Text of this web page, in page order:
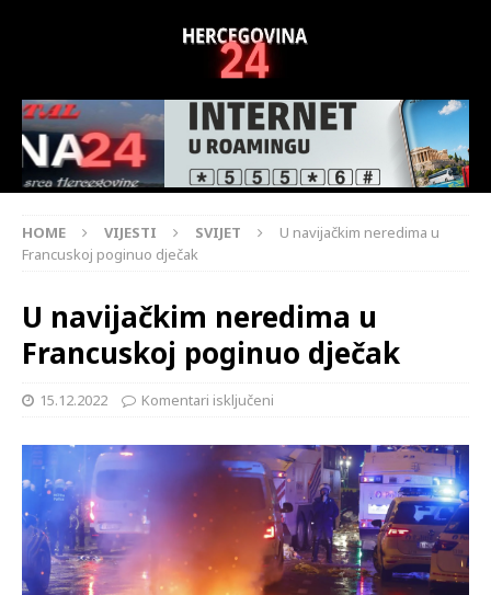
HOME VIJESTI SVIJET
U navijačkim neredima u
Francuskoj poginuo dječak
U navijačkim neredima u
Francuskoj poginuo dječak
15.12.2022 Komentari isključeni